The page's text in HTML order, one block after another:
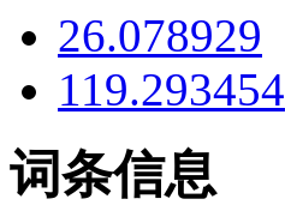
26.078929
119.293454
词条信息